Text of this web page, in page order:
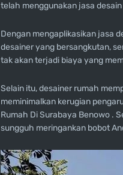
telah menggunakan jasa
Dengan mengaplikasikan jasa
desainer yang bersangkutan,
tak akan terjadi biaya yang
Selain itu, desainer rumah
meminimalkan kerugian
Rumah Di Surabaya Benowo .
sungguh meringankan bobot